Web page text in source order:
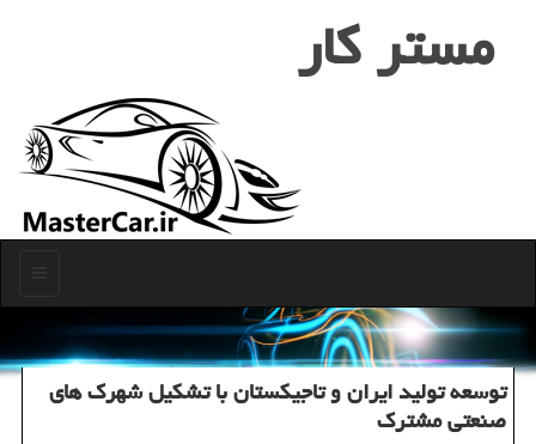
مستر كار
توسعه تولید ایران و تاجیکستان با تشکیل شهرک های
صنعتی مشترک